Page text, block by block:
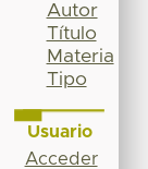
Autor
Título
Materia
Tipo
Usuario
Acceder